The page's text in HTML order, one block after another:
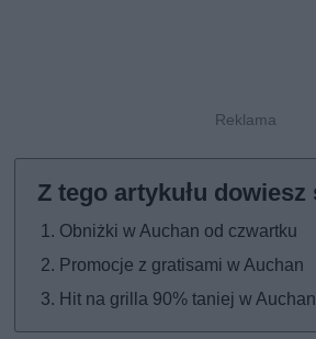
Obniżki w Auchan od czwartku
Promocje z gratisami w Auchan
Hit na grilla 90% taniej w Auchan